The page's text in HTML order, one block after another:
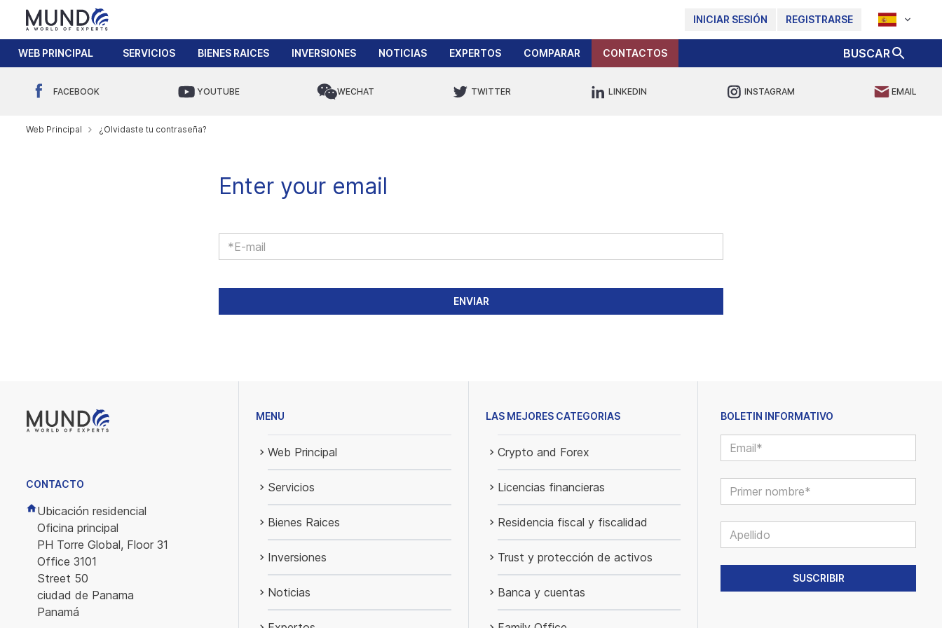
INICIAR SESIÓN REGISTRARSE
WEB PRINCIPAL SERVICIOS BIENES RAICES INVERSIONES NOTICIAS EXPERTOS COMPARAR CONTACTOS BUSCAR
FACEBOOK YOUTUBE WECHAT TWITTER LINKEDIN INSTAGRAM EMAIL
Web Principal ¿Olvidaste tu contraseña?
Enter your email
CONTACTO
Ubicación residencial
Oficina principal
PH Torre Global, Floor 31
Office 3101
Street 50
ciudad de Panama
Panamá
MENU
Web Principal
Servicios
Bienes Raices
Inversiones
Noticias
LAS MEJORES CATEGORIAS
Crypto and Forex
Licencias financieras
Residencia fiscal y fiscalidad
Trust y protección de activos
Banca y cuentas
BOLETIN INFORMATIVO